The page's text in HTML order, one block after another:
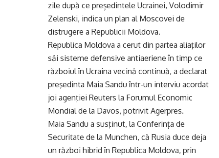
zile după ce președintele Ucrainei, Volodimir
Zelenski, indica un plan al Moscovei de
distrugere a Republicii Moldova.
Republica Moldova a cerut din partea aliaţilor
săi sisteme defensive antiaeriene în timp ce
războiul în Ucraina vecină continuă, a declarat
preşedinta Maia Sandu într-un interviu acordat
joi agenţiei Reuters la Forumul Economic
Mondial de la Davos, potrivit Agerpres.
Maia Sandu a susţinut, la Conferința de
Securitate de la Munchen, că Rusia duce deja
un război hibrid în Republica Moldova, prin